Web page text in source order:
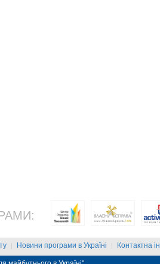
| Новини програми в Україні | Контактна